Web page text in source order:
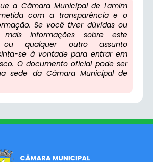
a Câmara Municipal de Lamim
com a transparência e o
Se você tiver dúvidas ou
informações sobre este
ou qualquer outro assunto
se à vontade para entrar em
O documento oficial pode ser
sede da Câmara Municipal de